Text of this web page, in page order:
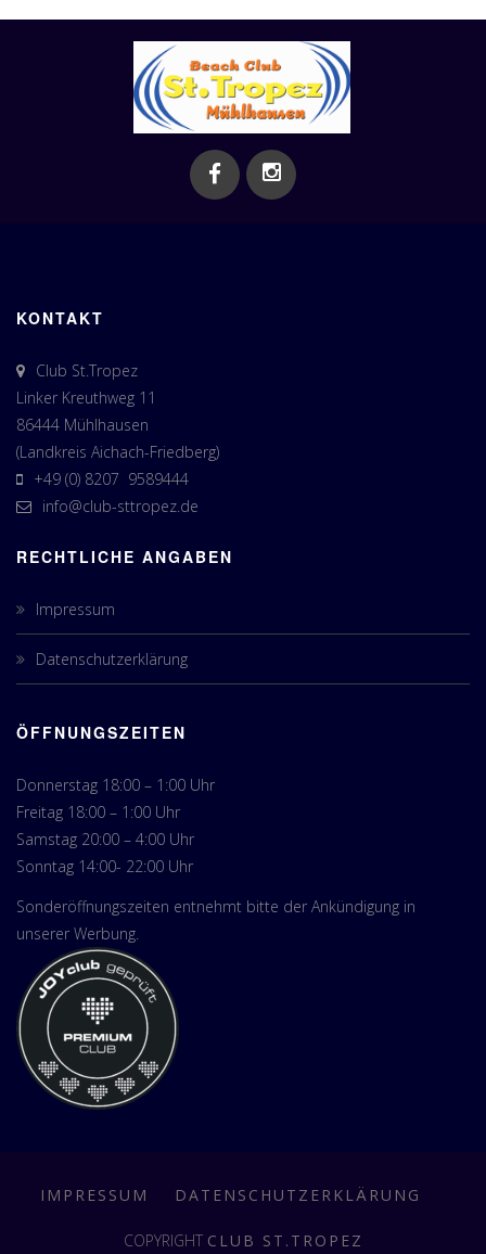
KONTAKT
Club St.Tropez
Linker Kreuthweg 11
86444 Mühlhausen
(Landkreis Aichach-Friedberg)
+49 (0) 8207 9589444
info@club-sttropez.de
RECHTLICHE ANGABEN
Impressum
Datenschutzerklärung
ÖFFNUNGSZEITEN
Donnerstag 18:00 – 1:00 Uhr
Freitag 18:00 – 1:00 Uhr
Samstag 20:00 – 4:00 Uhr
Sonntag 14:00- 22:00 Uhr
Sonderöffnungszeiten entnehmt bitte der Ankündigung in
unserer Werbung.
IMPRESSUM DATENSCHUTZERKLÄRUNG
COPYRIGHT CLUB ST.TROPEZ